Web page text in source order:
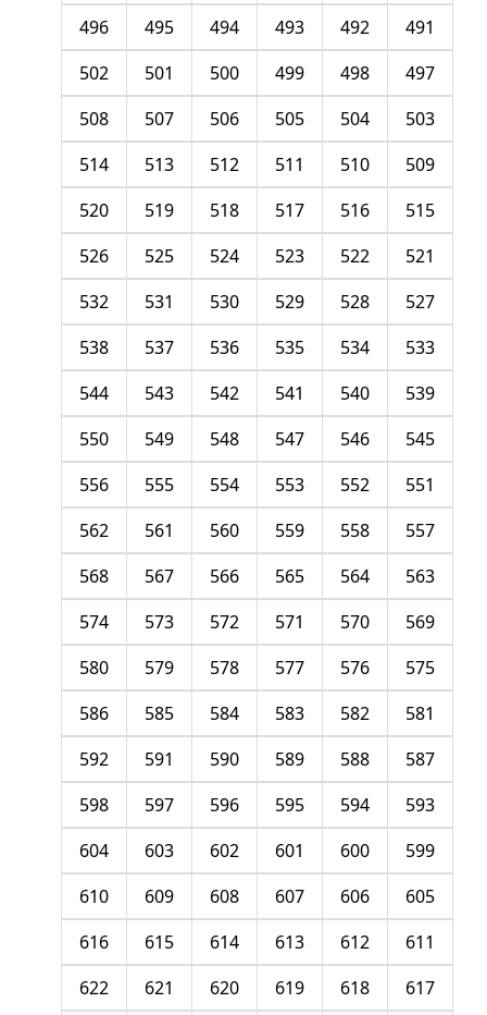
491
492
493
494
495
496
497
498
499
500
501
502
503
504
505
506
507
508
509
510
511
512
513
514
515
516
517
518
519
520
521
522
523
524
525
526
527
528
529
530
531
532
533
534
535
536
537
538
539
540
541
542
543
544
545
546
547
548
549
550
551
552
553
554
555
556
557
558
559
560
561
562
563
564
565
566
567
568
569
570
571
572
573
574
575
576
577
578
579
580
581
582
583
584
585
586
587
588
589
590
591
592
593
594
595
596
597
598
599
600
601
602
603
604
605
606
607
608
609
610
611
612
613
614
615
616
617
618
619
620
621
622